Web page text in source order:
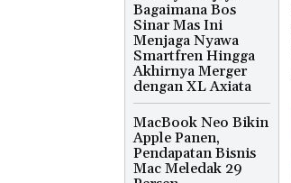
Bagaimana Bos
Sinar Mas Ini
Menjaga Nyawa
Smartfren Hingga
Akhirnya Merger
dengan XL Axiata
MacBook Neo Bikin
Apple Panen,
Pendapatan Bisnis
Mac Meledak 29